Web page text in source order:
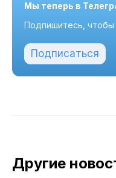
Мы теперь в
Подпишитесь, чтобы
Подписаться
Другие